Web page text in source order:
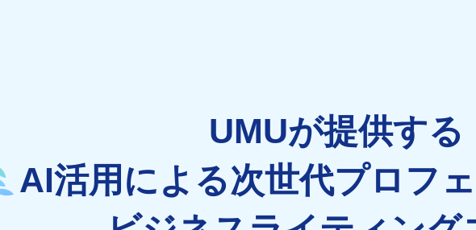
UMUが提供する
AI活用による次世代プロフ